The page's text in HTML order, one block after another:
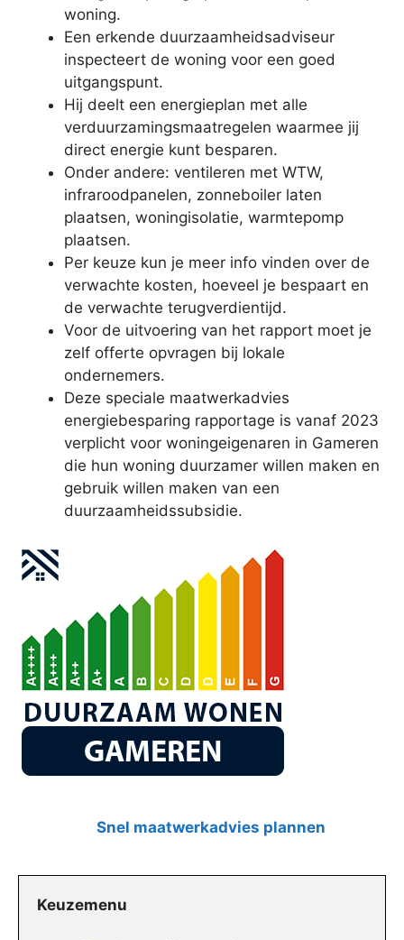
woning.
Een erkende duurzaamheidsadviseur
inspecteert de woning voor een goed
uitgangspunt.
Hij deelt een energieplan met alle
verduurzamingsmaatregelen waarmee jij
direct energie kunt besparen.
Onder andere: ventileren met WTW,
infraroodpanelen, zonneboiler laten
plaatsen, woningisolatie, warmtepomp
plaatsen.
Per keuze kun je meer info vinden over de
verwachte kosten, hoeveel je bespaart en
de verwachte terugverdientijd.
Voor de uitvoering van het rapport moet je
zelf offerte opvragen bij lokale
ondernemers.
Deze speciale maatwerkadvies
energiebesparing rapportage is vanaf 2023
verplicht voor woningeigenaren in Gameren
die hun woning duurzamer willen maken en
gebruik willen maken van een
duurzaamheidssubsidie.
Snel maatwerkadvies plannen
Keuzemenu